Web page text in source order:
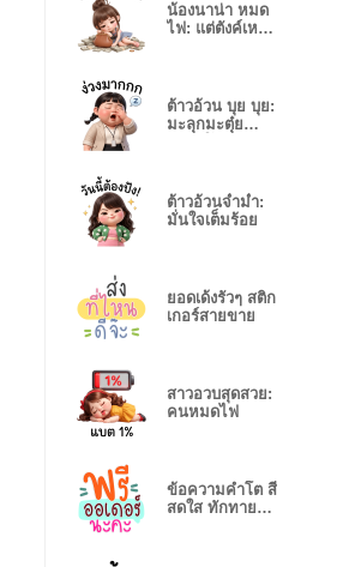
น้องนาน่า หมด
ไฟ: แต่ตังค์เหลือ
ต้าวอ้วน บุย บุย:
มะลุกมะตุ๋ย
ต้าวอ้วนจ่ำม่ำ:
มั่นใจเต็มร้อย
ยอดเด้งรัวๆ สติก
เกอร์สายขาย
สาวอวบสุดสวย:
คนหมดไฟ
ข้อความคำโต สี
สดใส ทักทายทุก